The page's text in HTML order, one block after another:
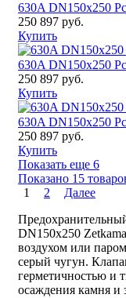
630A DN150x250
250 897 руб.
Купить
630A DN150x250
250 897 руб.
Купить
630A DN150x250
250 897 руб.
Купить
Показать еще 6
Показано 15
1
2
Далее
DN150x250
воздухом или
серый чугун.
герметичностью и
осаждения камня и